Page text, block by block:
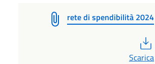
rete di spendibilità 2024
Scarica